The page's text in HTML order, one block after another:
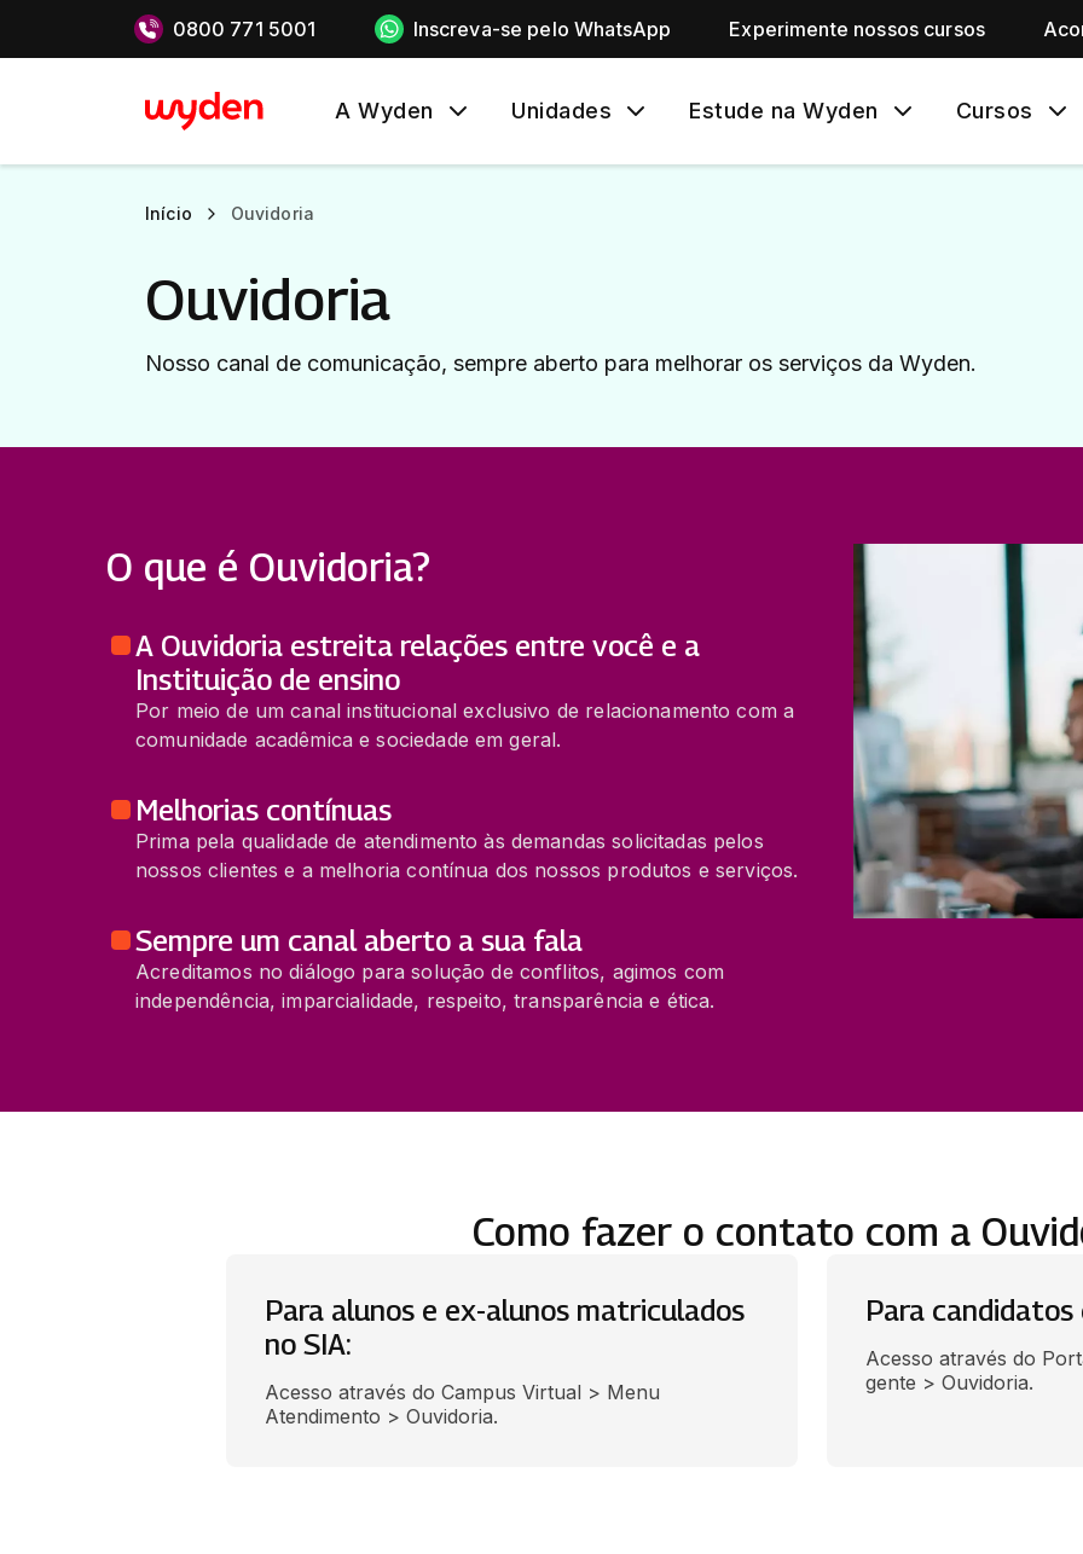
0800 771 5001 Inscreva-se pelo WhatsApp Experimente nossos cursos
A Wyden Unidades Estude na Wyden Cursos
Início Ouvidoria
Ouvidoria
Nosso canal de comunicação, sempre aberto para melhorar os serviços da Wyden.
O que é Ouvidoria?
A Ouvidoria estreita relações entre você e a
Instituição de ensino
Por meio de um canal institucional exclusivo de relacionamento com a
comunidade acadêmica e sociedade em geral.
Melhorias contínuas
Prima pela qualidade de atendimento às demandas solicitadas pelos
nossos clientes e a melhoria contínua dos nossos produtos e serviços.
Sempre um canal aberto a sua fala
Acreditamos no diálogo para solução de conflitos, agimos com
independência, imparcialidade, respeito, transparência e ética.
Como fazer o contato com a
Para alunos e ex-alunos matriculados
no SIA:
Acesso através do Campus Virtual > Menu
Atendimento > Ouvidoria.
Para candidatos
Acesso através do
gente > Ouvidoria.